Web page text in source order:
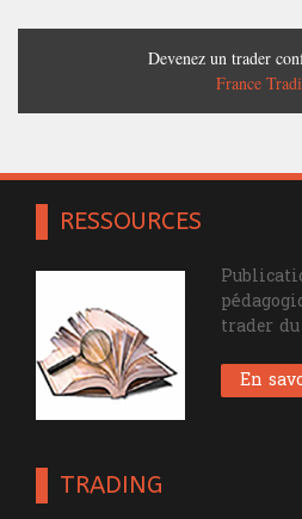
Devenez un trader
France
RESSOURCES
trader
En
TRADING